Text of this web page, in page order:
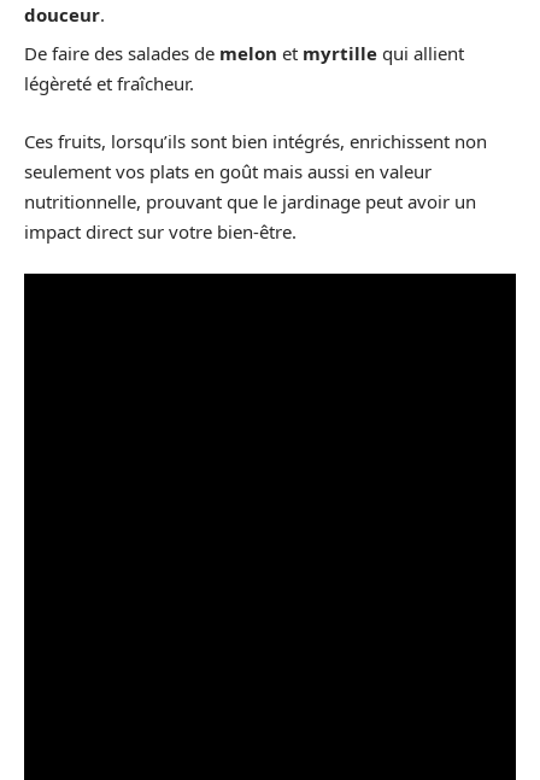
douceur.
De faire des salades de melon et myrtille qui allient
légèreté et fraîcheur.
Ces fruits, lorsqu’ils sont bien intégrés, enrichissent non
seulement vos plats en goût mais aussi en valeur
nutritionnelle, prouvant que le jardinage peut avoir un
impact direct sur votre bien-être.